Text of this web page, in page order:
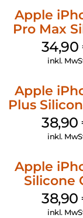
Apple
Pro Max
Case34,90
inkl.
Apple
Plus
MagSafe
38,90
inkl.
Apple
Silicone
38,90
inkl.